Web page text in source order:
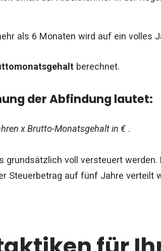
als 6 Monaten wird auf ein volles
berechnet.
der Abfindung lautet:
x Brutto-Monatsgehalt in €.
grundsätzlich voll versteuert werden.
Steuerbetrag auf fünf Jahre verteilt